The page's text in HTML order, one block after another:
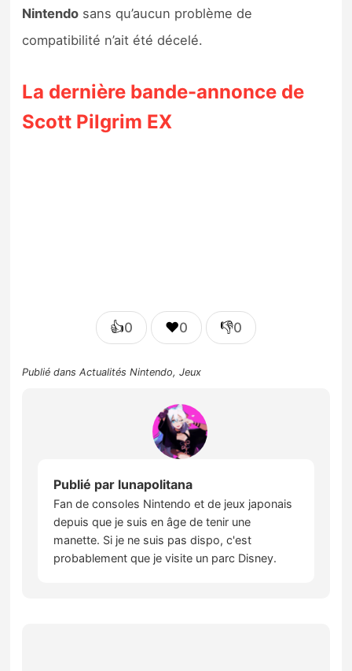
Nintendo sans qu’aucun problème de
compatibilité n’ait été décelé.
La dernière bande-annonce de
Scott Pilgrim EX
👍0 ❤️0 👎0
Publié dansActualités Nintendo,Jeux
Publié par lunapolitana
Fan de consoles Nintendo et de jeux japonais
depuis que je suis en âge de tenir une
manette. Si je ne suis pas dispo, c'est
probablement que je visite un parc Disney.